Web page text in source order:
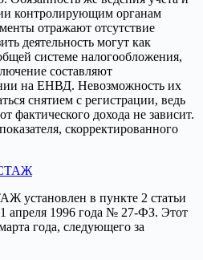
контролирующим органам
отражают отсутствие
деятельность могут как
системе налогообложения,
составляют
на ЕНВД. Невозможность их
снятием с регистрации, ведь
фактического дохода не зависит.
скорректированного
СТАЖ
установлен в пункте 2 статьи
1 апреля 1996 года № 27-ФЗ. Этот
года, следующего за